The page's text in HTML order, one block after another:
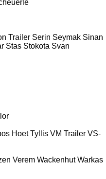
Trailer Serin Seymak Sinan
Stas Stokota Svan
Hoet Tyllis VM Trailer VS-
Verem Wackenhut Warkas